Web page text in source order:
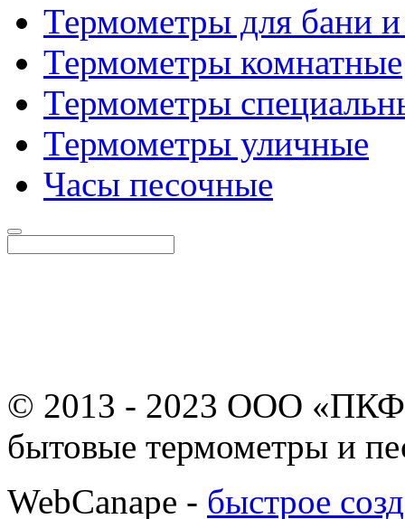
Термометры для бани
Термометры комнатные
Термометры
Термометры уличные
Часы песочные
© 2013 - 2023 ООО «ПКФ
бытовые термометры и
WebCanape - быстрое